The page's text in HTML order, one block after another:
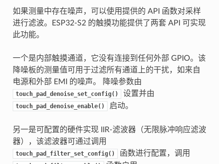
如果测量中存在噪声，可以使用提供的 API 函数对采样
进行滤波。ESP32-S2 的触摸功能提供了两套 API 可实现
此功能。
一个是内部触摸通道，它没有连接到任何外部 GPIO。该
降噪板的测量值可用于过滤所有通道上的干扰，如来自
电源和外部 EMI 的噪声。 降噪参数由
touch_pad_denoise_set_config() 设置并由
touch_pad_denoise_enable() 启动。
另一是可配置的硬件实现 IIR-滤波器（无限脉冲响应滤波
器），该滤波器可通过调用
touch_pad_filter_set_config() 函数进行配置，调用